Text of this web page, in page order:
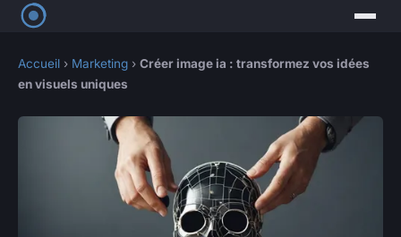
Accueil › Marketing › Créer image ia : transformez vos idées
en visuels uniques